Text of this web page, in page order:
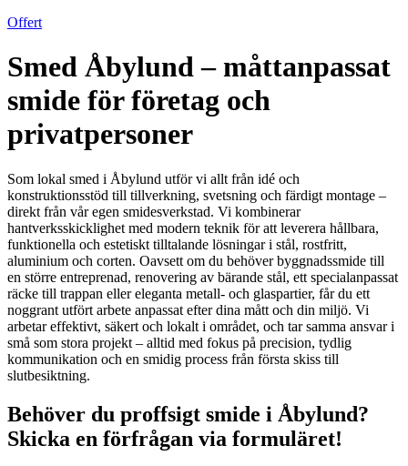
Offert
Smed Åbylund – måttanpassat
smide för företag och
privatpersoner
Som lokal smed i Åbylund utför vi allt från idé och
konstruktionsstöd till tillverkning, svetsning och färdigt montage –
direkt från vår egen smidesverkstad. Vi kombinerar
hantverksskicklighet med modern teknik för att leverera hållbara,
funktionella och estetiskt tilltalande lösningar i stål, rostfritt,
aluminium och corten. Oavsett om du behöver byggnadssmide till
en större entreprenad, renovering av bärande stål, ett specialanpassat
räcke till trappan eller eleganta metall- och glaspartier, får du ett
noggrant utfört arbete anpassat efter dina mått och din miljö. Vi
arbetar effektivt, säkert och lokalt i området, och tar samma ansvar i
små som stora projekt – alltid med fokus på precision, tydlig
kommunikation och en smidig process från första skiss till
slutbesiktning.
Behöver du proffsigt smide i Åbylund?
Skicka en förfrågan via formuläret!